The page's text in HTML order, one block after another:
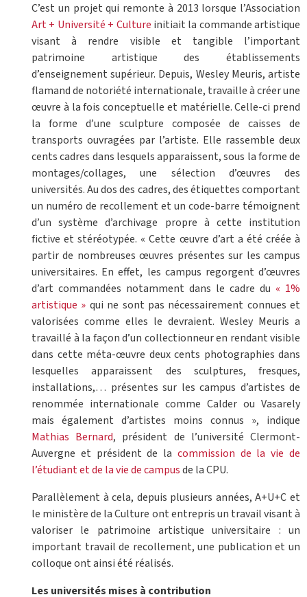
C’est un projet qui remonte à 2013 lorsque l’Association
Art + Université + Culture initiait la commande artistique
visant à rendre visible et tangible l’important
patrimoine artistique des établissements
d’enseignement supérieur. Depuis, Wesley Meuris, artiste
flamand de notoriété internationale, travaille à créer une
œuvre à la fois conceptuelle et matérielle. Celle-ci prend
la forme d’une sculpture composée de caisses de
transports ouvragées par l’artiste. Elle rassemble deux
cents cadres dans lesquels apparaissent, sous la forme de
montages/collages, une sélection d’œuvres des
universités. Au dos des cadres, des étiquettes comportant
un numéro de recollement et un code-barre témoignent
d’un système d’archivage propre à cette institution
fictive et stéréotypée. « Cette œuvre d’art a été créée à
partir de nombreuses œuvres présentes sur les campus
universitaires. En effet, les campus regorgent d’œuvres
d’art commandées notamment dans le cadre du « 1%
artistique » qui ne sont pas nécessairement connues et
valorisées comme elles le devraient. Wesley Meuris a
travaillé à la façon d’un collectionneur en rendant visible
dans cette méta-œuvre deux cents photographies dans
lesquelles apparaissent des sculptures, fresques,
installations,… présentes sur les campus d’artistes de
renommée internationale comme Calder ou Vasarely
mais également d’artistes moins connus », indique
Mathias Bernard, président de l’université Clermont-
Auvergne et président de la commission de la vie de
l’étudiant et de la vie de campusde la CPU.
Parallèlement à cela, depuis plusieurs années, A+U+C et
le ministère de la Culture ont entrepris un travail visant à
valoriser le patrimoine artistique universitaire : un
important travail de recollement, une publication et un
colloque ont ainsi été réalisés.
Les universités mises à contribution